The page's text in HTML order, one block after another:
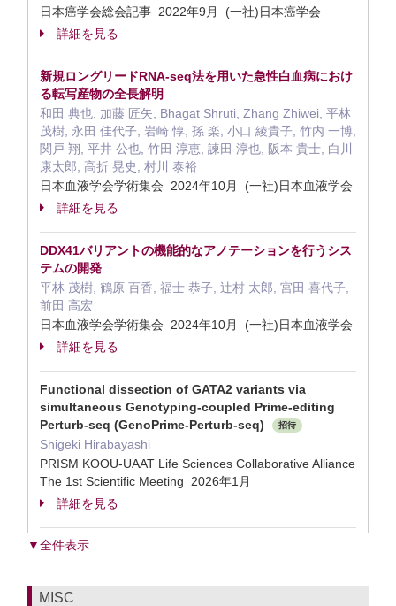
日本癌学会総会記事 2022年9月 (一社)日本癌学会
詳細を見る
新規ロングリードRNA-seq法を用いた急性白血病におけ
る転写産物の全長解明
和田 典也, 加藤 匠矢, Bhagat Shruti, Zhang Zhiwei, 平林
茂樹, 永田 佳代子, 岩崎 惇, 孫 楽, 小口 綾貴子, 竹内 一博,
関戸 翔, 平井 公也, 竹田 淳恵, 諫田 淳也, 阪本 貴士, 白川
康太郎, 高折 晃史, 村川 泰裕
日本血液学会学術集会 2024年10月 (一社)日本血液学会
詳細を見る
DDX41バリアントの機能的なアノテーションを行うシス
テムの開発
平林 茂樹, 鶴原 百香, 福士 恭子, 辻村 太郎, 宮田 喜代子,
前田 高宏
日本血液学会学術集会 2024年10月 (一社)日本血液学会
詳細を見る
Functional dissection of GATA2 variants via
simultaneous Genotyping-coupled Prime-editing
Perturb-seq (GenoPrime-Perturb-seq)
招待
Shigeki Hirabayashi
PRISM KOOU-UAAT Life Sciences Collaborative Alliance
The 1st Scientific Meeting 2026年1月
詳細を見る
▼全件表示
MISC